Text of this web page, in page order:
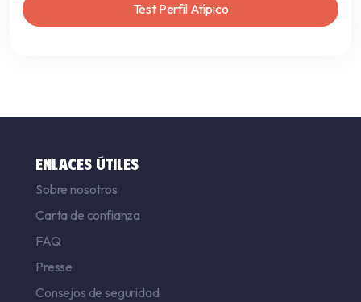
Test Perfil Atípico
ENLACES ÚTILES
Sobre nosotros
Carta de confianza
FAQ
Presse
Consejos de seguridad